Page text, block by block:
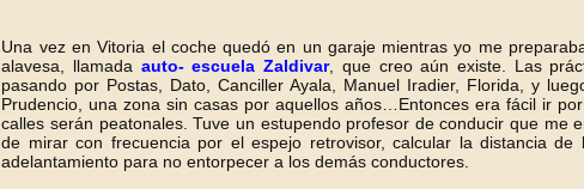
Una vez en Vitoria el coche quedó en un garaje mientras yo me
alavesa, llamada auto- escuela Zaldivar, que creo aún existe. Las
pasando por Postas, Dato, Canciller Ayala, Manuel Iradier, Florida, y
Prudencio, una zona sin casas por aquellos años…Entonces era fácil ir
calles serán peatonales. Tuve un estupendo profesor de conducir que
de mirar con frecuencia por el espejo retrovisor, calcular la distancia
adelantamiento para no entorpecer a los demás conductores.